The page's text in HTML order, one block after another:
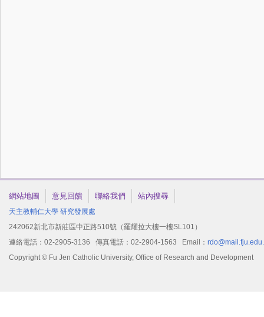
網站地圖 意見回饋 聯絡我們 站內搜尋
天主教輔仁大學 研究發展處
242062新北市新莊區中正路510號（羅耀拉大樓一樓SL101）
連絡電話：02-2905-3136 傳真電話：02-2904-1563 Email：
Copyright © Fu Jen Catholic University, Office of Research and Development